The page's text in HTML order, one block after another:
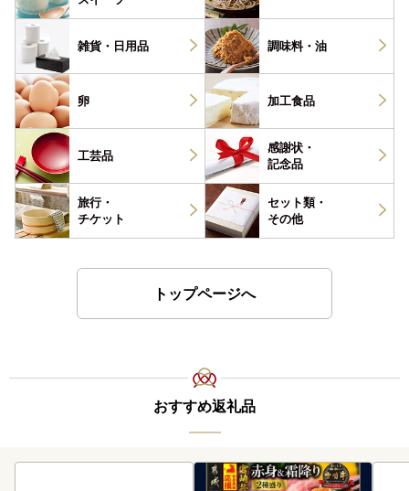
雑貨・ 日用品 調味料・ 油
卵 加工食品
工芸品
感謝状・
記念品
旅行・
チケット
セット類・
その他
トップページへ
おすすめ返礼品